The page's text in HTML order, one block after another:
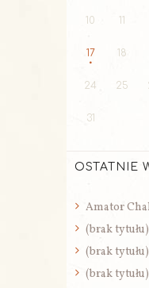
10 11
17 18
24 25
31
OSTATNIE
Amator
(brak tytułu)
(brak tytułu)
(brak tytułu)